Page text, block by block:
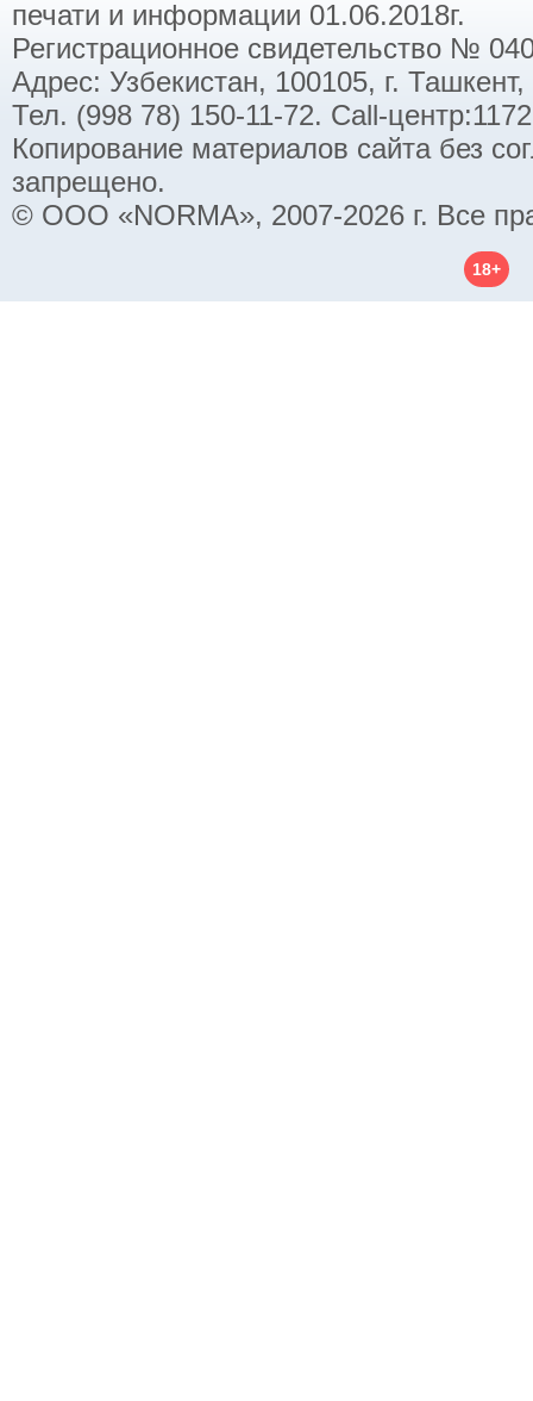
печати и информации 01.06.2018г.
Регистрационное свидетельство №
Адрес: Узбекистан, 100105, г.
Тел. (998 78) 150-11-72. Call-
Копирование материалов сайта без
запрещено.
© ООО «NORMA», 2007-2026 г. Все
18+